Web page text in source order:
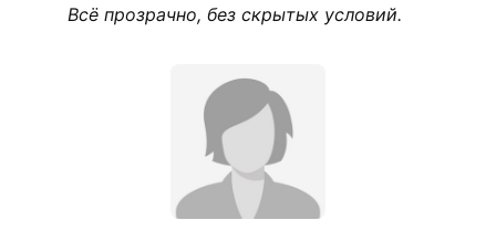
Всё прозрачно, без скрытых условий.